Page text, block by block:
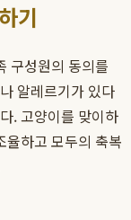
기
구성원의 동의를
알레르기가 있다
. 고양이를 맞이하
율하고 모두의 축복